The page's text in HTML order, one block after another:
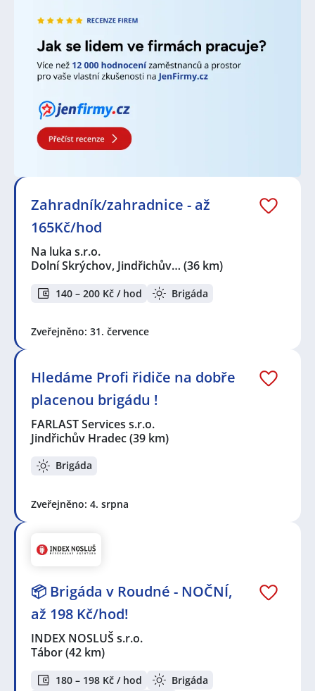
Zahradník/zahradnice - až
165Kč/hod
Na luka s.r.o.
Dolní Skrýchov, Jindřichův… (36 km)
140 – 200 Kč / hod Brigáda
Zveřejněno: 31. července
Hledáme Profi řidiče na dobře
placenou brigádu !
FARLAST Services s.r.o.
Jindřichův Hradec(39 km)
Brigáda
Zveřejněno: 4. srpna
📦 Brigáda v Roudné - NOČNÍ,
až 198 Kč/hod!
INDEX NOSLUŠ s.r.o.
Tábor(42 km)
180 – 198 Kč / hod Brigáda